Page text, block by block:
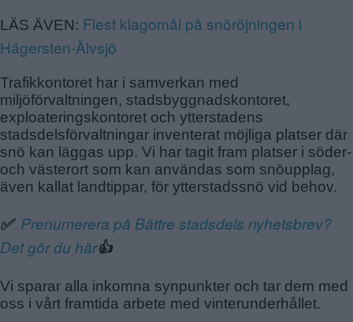
LÄS ÄVEN: Flest klagomål på snöröjningen i
Hägersten-Älvsjö
Trafikkontoret har i samverkan med
miljöförvaltningen, stadsbyggnadskontoret,
exploateringskontoret och ytterstadens
stadsdelsförvaltningar inventerat möjliga platser där
snö kan läggas upp. Vi har tagit fram platser i söder-
och västerort som kan användas som snöupplag,
även kallat landtippar, för ytterstadssnö vid behov.
✅ Prenumerera på Bättre stadsdels nyhetsbrev?
Det gör du här👍
Vi sparar alla inkomna synpunkter och tar dem med
oss i vårt framtida arbete med vinterunderhållet.